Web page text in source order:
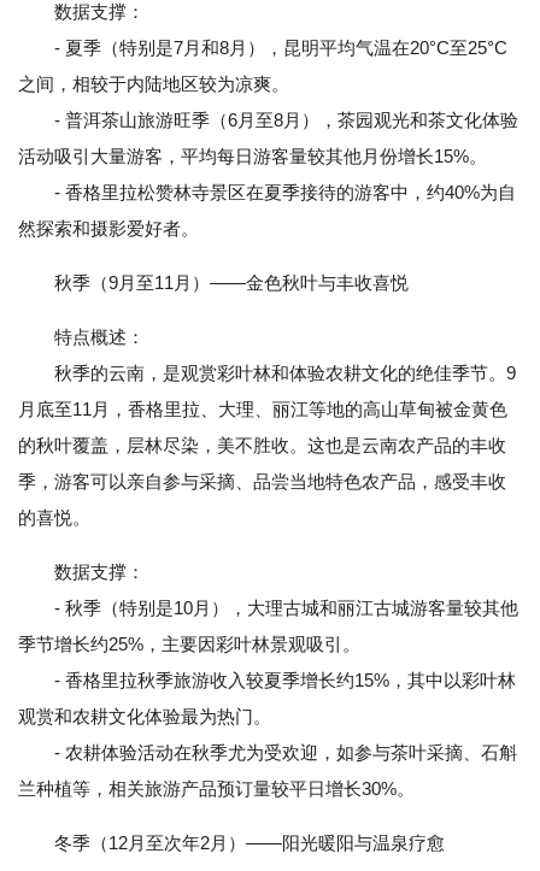
数据支撑：
- 夏季（特别是7月和8月），昆明平均气温在20°C至25°C
之间，相较于内陆地区较为凉爽。
- 普洱茶山旅游旺季（6月至8月），茶园观光和茶文化体验
活动吸引大量游客，平均每日游客量较其他月份增长15%。
- 香格里拉松赞林寺景区在夏季接待的游客中，约40%为自
然探索和摄影爱好者。
秋季（9月至11月）——金色秋叶与丰收喜悦
特点概述：
秋季的云南，是观赏彩叶林和体验农耕文化的绝佳季节。9
月底至11月，香格里拉、大理、丽江等地的高山草甸被金黄色
的秋叶覆盖，层林尽染，美不胜收。这也是云南农产品的丰收
季，游客可以亲自参与采摘、品尝当地特色农产品，感受丰收
的喜悦。
数据支撑：
- 秋季（特别是10月），大理古城和丽江古城游客量较其他
季节增长约25%，主要因彩叶林景观吸引。
- 香格里拉秋季旅游收入较夏季增长约15%，其中以彩叶林
观赏和农耕文化体验最为热门。
- 农耕体验活动在秋季尤为受欢迎，如参与茶叶采摘、石斛
兰种植等，相关旅游产品预订量较平日增长30%。
冬季（12月至次年2月）——阳光暖阳与温泉疗愈